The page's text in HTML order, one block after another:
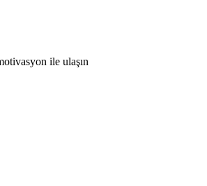
ile ulaşın